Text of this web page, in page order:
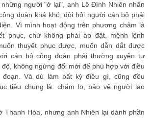
người "ở lại", anh Lê Đình Nhiên nhấn
đoàn khá khó, đòi hỏi người cán bộ phải
Vì mình hoạt động trên phương châm là
phục, chứ không phải áp đặt, mệnh lệnh
thuyết phục được, muốn dẫn dắt được
cán bộ công đoàn phải thường xuyên tự
không ngừng đổi mới để phù hợp với điều
đoạn. Và dù làm bất kỳ điều gì, cũng đều
tiêu chung là: chăm lo, bảo vệ người lao
Thanh Hóa, nhưng anh Nhiên lại dành phần